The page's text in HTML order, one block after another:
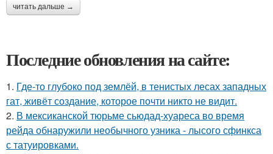
читать дальше →
Последние обновления на сайте:
1. Где-то глубоко под землёй, в тенистых лесах западных
гат, живёт создание, которое почти никто не видит.
2. В мексиканской тюрьме сьюдад-хуареса во время
рейда обнаружили необычного узника - лысого сфинкса
с татуировками.